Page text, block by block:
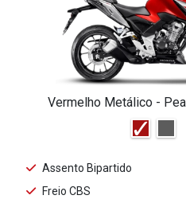
Vermelho Metálico -
Assento Bipartido
Freio CBS